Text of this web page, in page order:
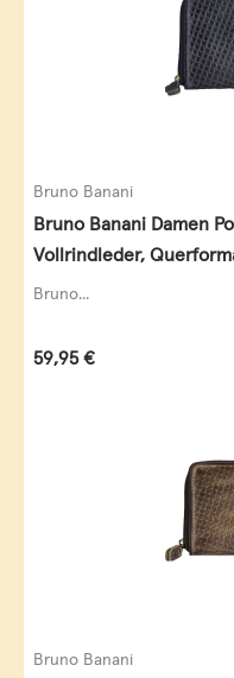
Bruno Banani
Bruno Banani Damen
Vollrindleder,
Bruno...
Regulärer Preis:
59,95 €
Bruno Banani